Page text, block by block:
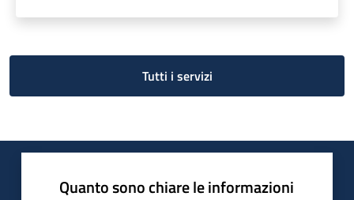
Tutti i servizi
Quanto sono chiare le informazioni